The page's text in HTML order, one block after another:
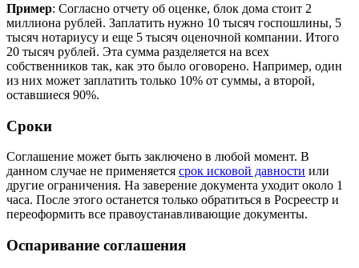
Пример: Согласно отчету об оценке, блок дома стоит 2
миллиона рублей. Заплатить нужно 10 тысяч госпошлины, 5
тысяч нотариусу и еще 5 тысяч оценочной компании. Итого
20 тысяч рублей. Эта сумма разделяется на всех
собственников так, как это было оговорено. Например, один
из них может заплатить только 10% от суммы, а второй,
оставшиеся 90%.
Сроки
Соглашение может быть заключено в любой момент. В
данном случае не применяется срок исковой давности или
другие ограничения. На заверение документа уходит около 1
часа. После этого останется только обратиться в Росреестр и
переоформить все правоустанавливающие документы.
Оспаривание соглашения